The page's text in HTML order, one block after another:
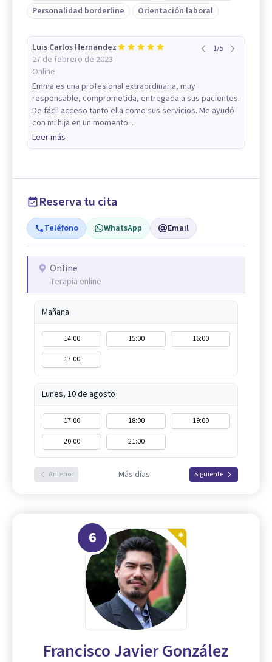
Personalidad borderline
Orientación laboral
Luis Carlos Hernandez
27 de febrero de 2023
Online
1/5
Emma es una profesional extraordinaria, muy
responsable, comprometida, entregada a sus pacientes.
De fácil acceso tanto ella como sus servicios. Me ayudó
con mi hija en un momento...
Leer más
Reserva tu cita
Teléfono WhatsApp Email
Online
Terapia online
Mañana
14:00 15:00
16:00
17:00
Lunes, 10 de agosto
17:00 18:00
19:00
20:00
21:00
Anterior Más días Siguiente
6
Francisco Javier González